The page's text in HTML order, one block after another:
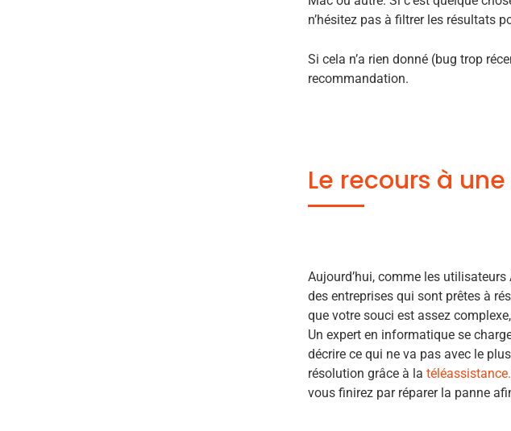
n’hésitez pas à filtrer les résultats
Si cela n’a rien donné (bug trop
recommandation.
Le recours à
Aujourd’hui, comme les
des entreprises qui sont prêtes à
que votre souci est assez
Un expert en informatique se
décrire ce qui ne va pas avec le
résolution grâce à la téléassistance.
vous finirez par réparer la panne